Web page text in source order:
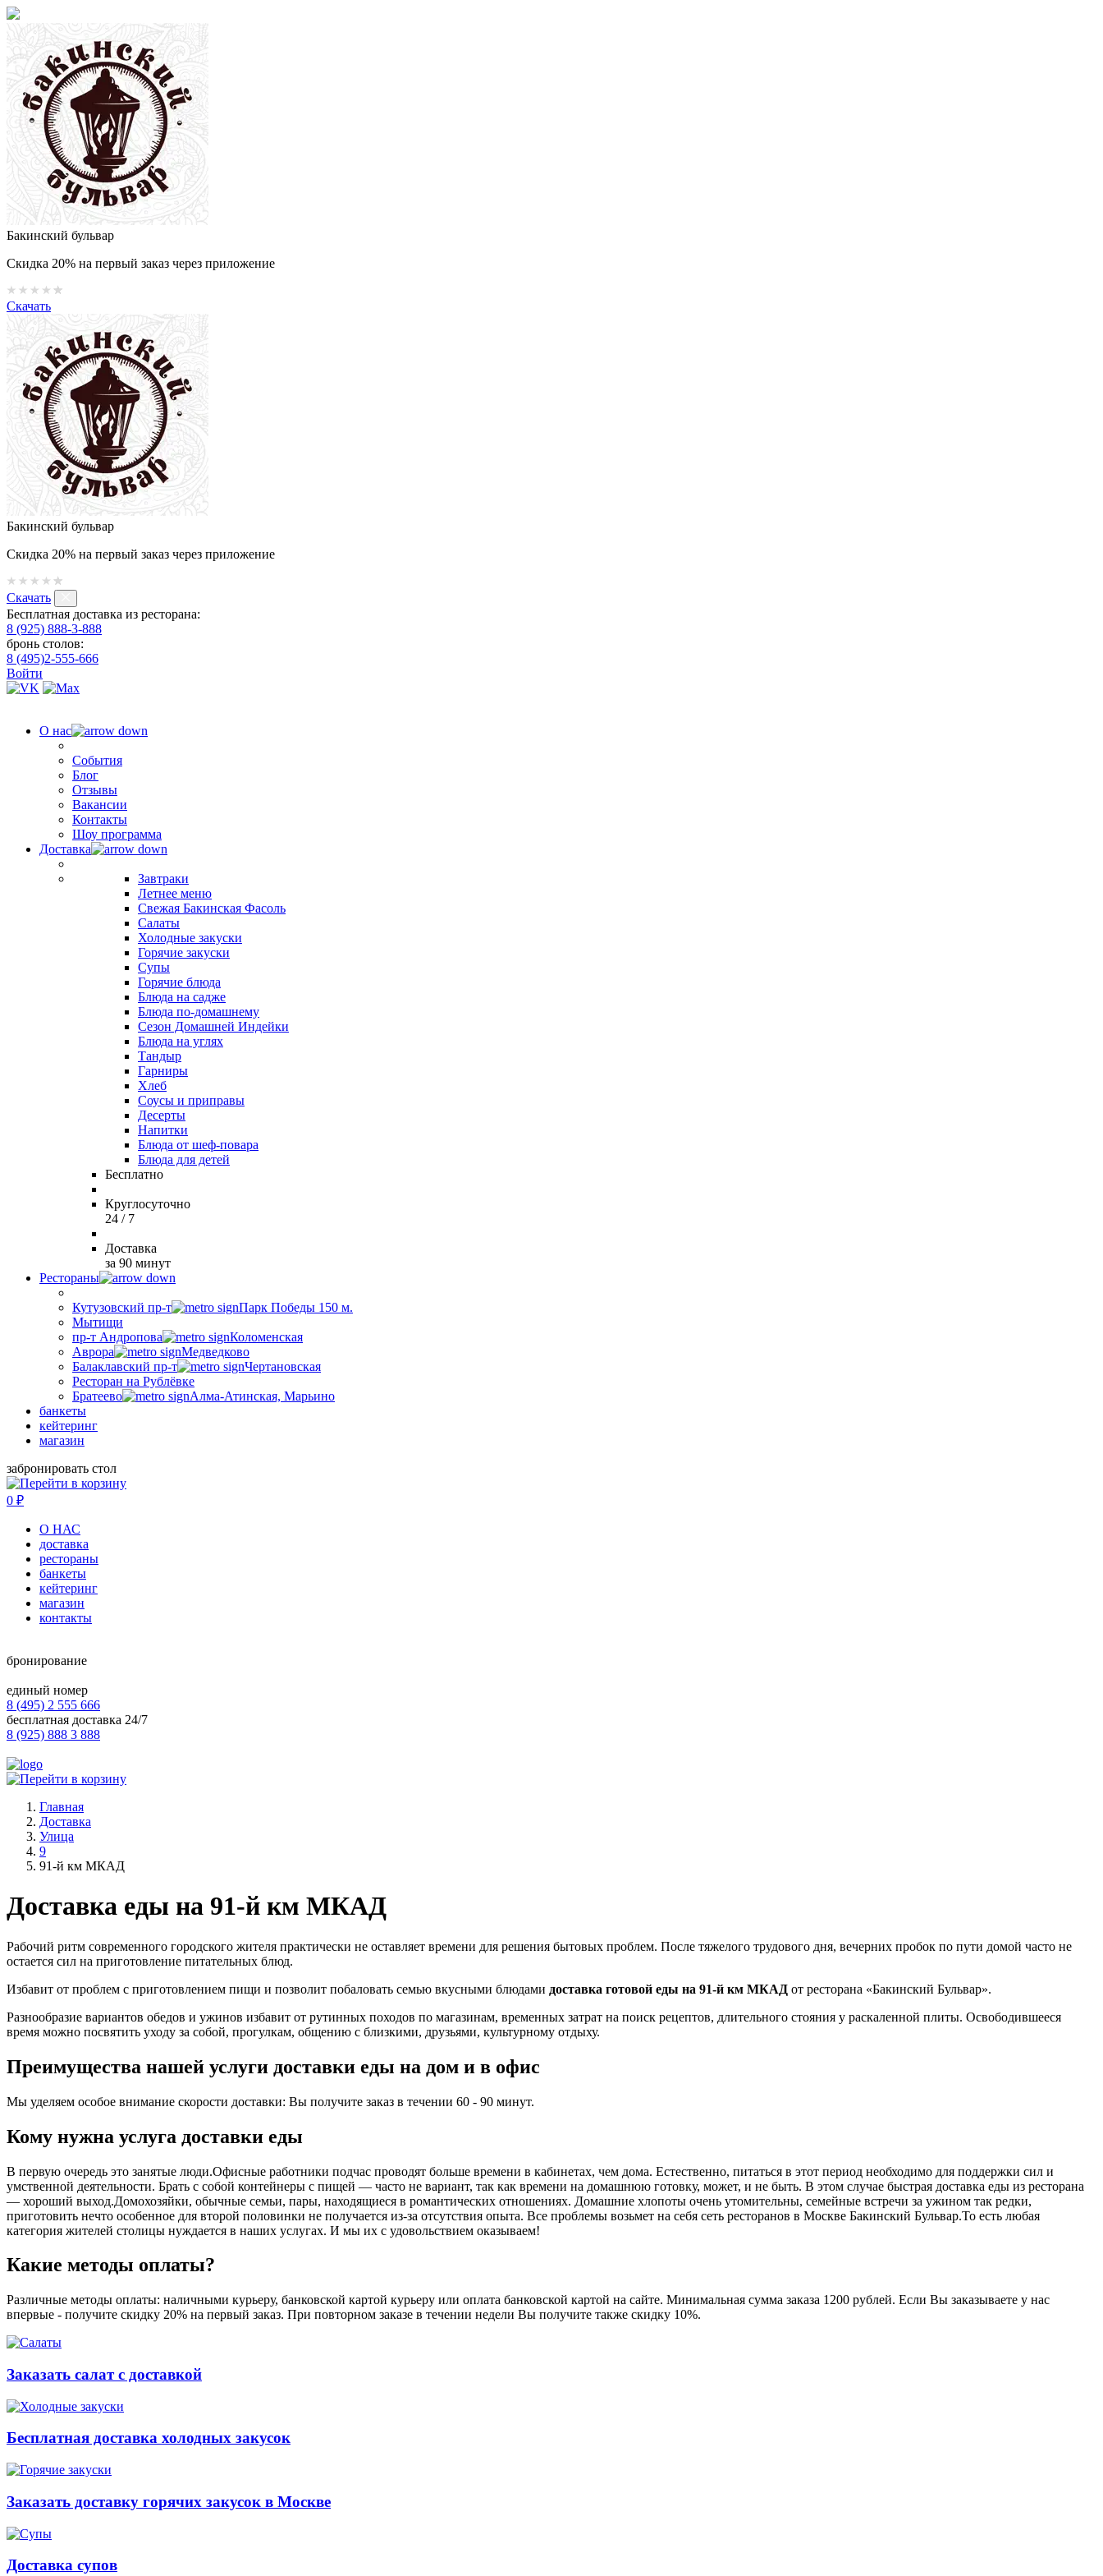
Бакинский бульвар
Скидка 20% на первый заказ через приложение
Скачать
Бакинский бульвар
Скидка 20% на первый заказ через приложение
Скачать
Бесплатная доставка из ресторана:
8 (925) 888-3-888
бронь столов:
8 (495)2-555-666
Войти
О нас
События
Блог
Отзывы
Вакансии
Контакты
Шоу программа
Доставка
Завтраки
Летнее меню
Свежая Бакинская Фасоль
Салаты
Холодные закуски
Горячие закуски
Супы
Горячие блюда
Блюда на садже
Блюда по-домашнему
Сезон Домашней Индейки
Блюда на углях
Тандыр
Гарниры
Хлеб
Соусы и приправы
Десерты
Напитки
Блюда от шеф-повара
Блюда для детей
Бесплатно
Круглосуточно
24 / 7
Доставка
за 90 минут
Рестораны
Кутузовский пр-т
Парк Победы 150 м.
Мытищи
пр-т Андропова
Коломенская
Аврора
Медведково
Балаклавский пр-т
Чертановская
Ресторан на Рублёвке
Братеево
Алма-Атинская, Марьино
банкеты
кейтеринг
магазин
забронировать стол
0 ₽
О НАС
доставка
рестораны
банкеты
кейтеринг
магазин
контакты
бронирование
единый номер
8 (495) 2 555 666
бесплатная доставка 24/7
8 (925) 888 3 888
Главная
Доставка
Улица
9
91-й км МКАД
Доставка еды на 91-й км МКАД
Рабочий ритм современного городского жителя практически не оставляет времени для решения бытовых проблем. После тяжелого трудового дня, вечерних пробок по пути домой часто не
остается сил на приготовление питательных блюд.
Избавит от проблем с приготовлением пищи и позволит побаловать семью вкусными блюдами доставка готовой еды на 91-й км МКАД от ресторана «Бакинский Бульвар».
Разнообразие вариантов обедов и ужинов избавит от рутинных походов по магазинам, временных затрат на поиск рецептов, длительного стояния у раскаленной плиты. Освободившееся
время можно посвятить уходу за собой, прогулкам, общению с близкими, друзьями, культурному отдыху.
Преимущества нашей услуги доставки еды на дом и в офис
Мы уделяем особое внимание скорости доставки: Вы получите заказ в течении 60 - 90 минут.
Кому нужна услуга доставки еды
В первую очередь это занятые люди.Офисные работники подчас проводят больше времени в кабинетах, чем дома. Естественно, питаться в этот период необходимо для поддержки сил и
умственной деятельности. Брать с собой контейнеры с пищей ― часто не вариант, так как времени на домашнюю готовку, может, и не быть. В этом случае быстрая доставка еды из ресторана
― хороший выход.Домохозяйки, обычные семьи, пары, находящиеся в романтических отношениях. Домашние хлопоты очень утомительны, семейные встречи за ужином так редки,
приготовить нечто особенное для второй половинки не получается из-за отсутствия опыта. Все проблемы возьмет на себя сеть ресторанов в Москве Бакинский Бульвар.То есть любая
категория жителей столицы нуждается в наших услугах. И мы их с удовольствием оказываем!
Какие методы оплаты?
Различные методы оплаты: наличными курьеру, банковской картой курьеру или оплата банковской картой на сайте. Минимальная сумма заказа 1200 рублей. Если Вы заказываете у нас
впервые - получите скидку 20% на первый заказ. При повторном заказе в течении недели Вы получите также скидку 10%.
Заказать салат с доставкой
Бесплатная доставка холодных закусок
Заказать доставку горячих закусок в Москве
Доставка супов